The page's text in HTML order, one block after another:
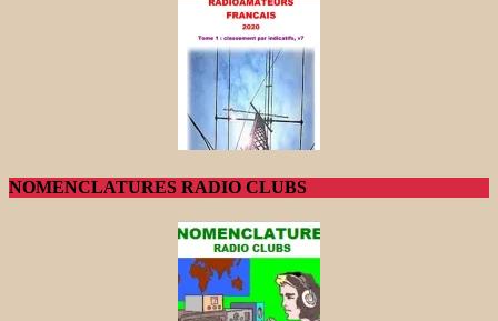
NOMENCLATURES RADIO CLUBS